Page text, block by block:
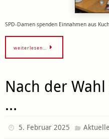
SPD-Damen spenden Einnahmen aus
weiterlesen…
Nach der
…
5. Februar 2025